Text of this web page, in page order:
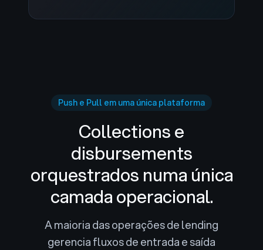
Push e Pull em uma única plataforma
Collections e
disbursements
orquestrados numa única
camada operacional.
A maioria das operações de lending
gerencia fluxos de entrada e saída